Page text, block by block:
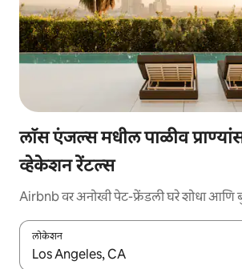
लॉस एंजल्स मधील पाळीव
व्हेकेशन रेंटल्स
Airbnb वर अनोखी पेट-फ्रेंडली घरे शोधा आणि
लोकेशन
जेव्हा परिणाम उपलब्ध असतील, तेव्हा वरच्या आणि